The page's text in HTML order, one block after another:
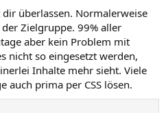
überlassen. Normalerweise
Zielgruppe. 99% aller
aber kein Problem mit
nicht so eingesetzt werden,
Inhalte mehr sieht. Viele
auch prima per CSS lösen.